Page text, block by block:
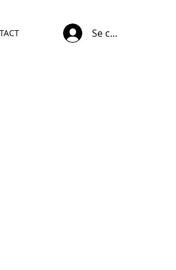
Se connecter